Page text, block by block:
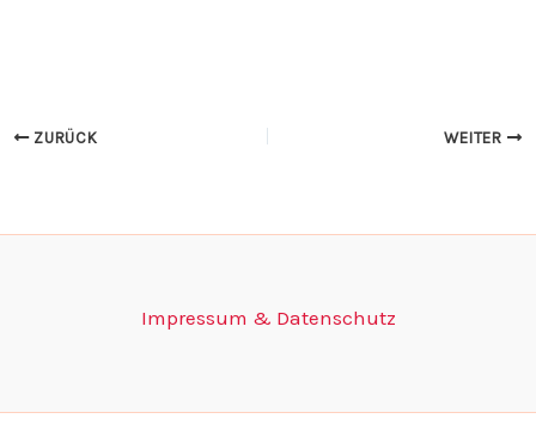
ZURÜCK WEITER
Impressum & Datenschutz